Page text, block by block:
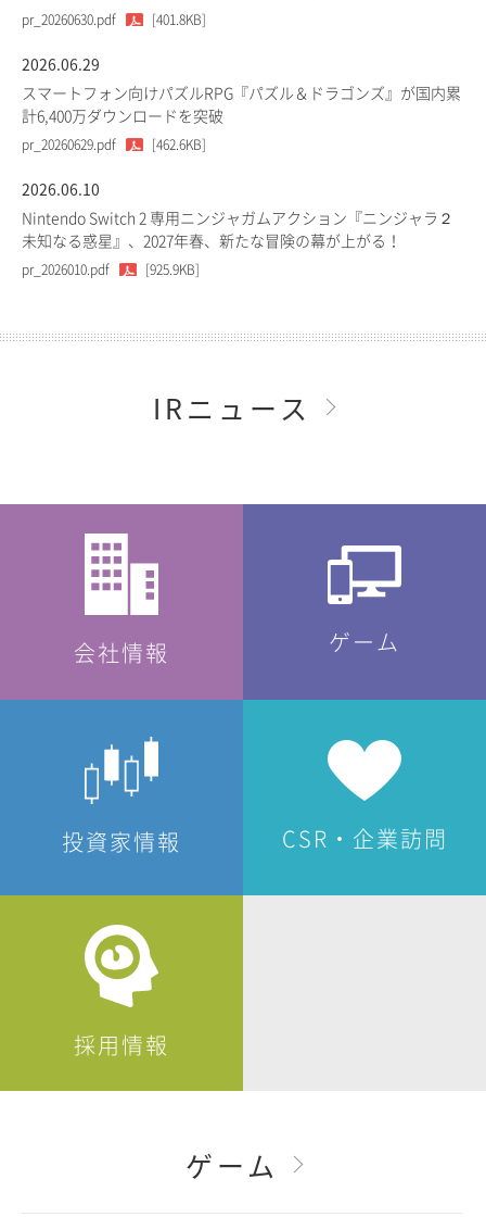
pr_20260630.pdf [401.8KB]
2026.06.29
スマートフォン向けパズルRPG『パズル＆ドラゴンズ』が国内累
計6,400万ダウンロードを突破
pr_20260629.pdf [462.6KB]
2026.06.10
Nintendo Switch 2 専用ニンジャガムアクション『ニンジャラ２
未知なる惑星』、2027年春、新たな冒険の幕が上がる！
pr_2026010.pdf [925.9KB]
IRニュース
会社情報
ゲーム
投資家情報 CSR・企業訪問
採用情報
ゲーム